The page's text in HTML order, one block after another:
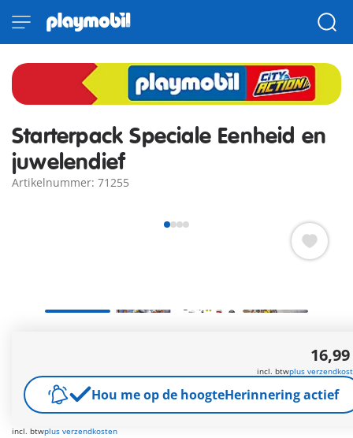
Starterpack Speciale Eenheid en
juwelendief
Artikelnummer: 71255
Gratis verzending vanaf €40
16,99 €
incl. btwplus verzendkosten
incl. btwplus
Hou me op de hoogteHerinnering actief